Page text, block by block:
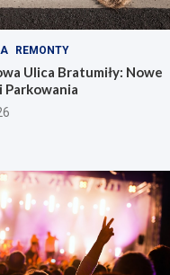
REMONTY
Ulica Bratumiły: Nowe
Parkowania